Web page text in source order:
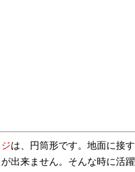
は、円筒形です。地面に接
来ません。そんな時に活